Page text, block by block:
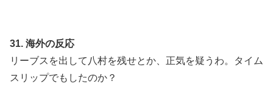
31. 海外の反応
リーブスを出して八村を残せとか、正気を疑うわ。タイム
スリップでもしたのか？